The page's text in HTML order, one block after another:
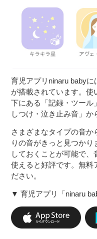
育児アプリninaru babyに
が搭載されています。
下にある「記録・ツール
しつけ・泣き止み音」か
さまざまなタイプの音か
りの音がきっと見つか
しておくことが可能で
使えると好評です。無料
ださい。
▼ 育児アプリ「ninaru